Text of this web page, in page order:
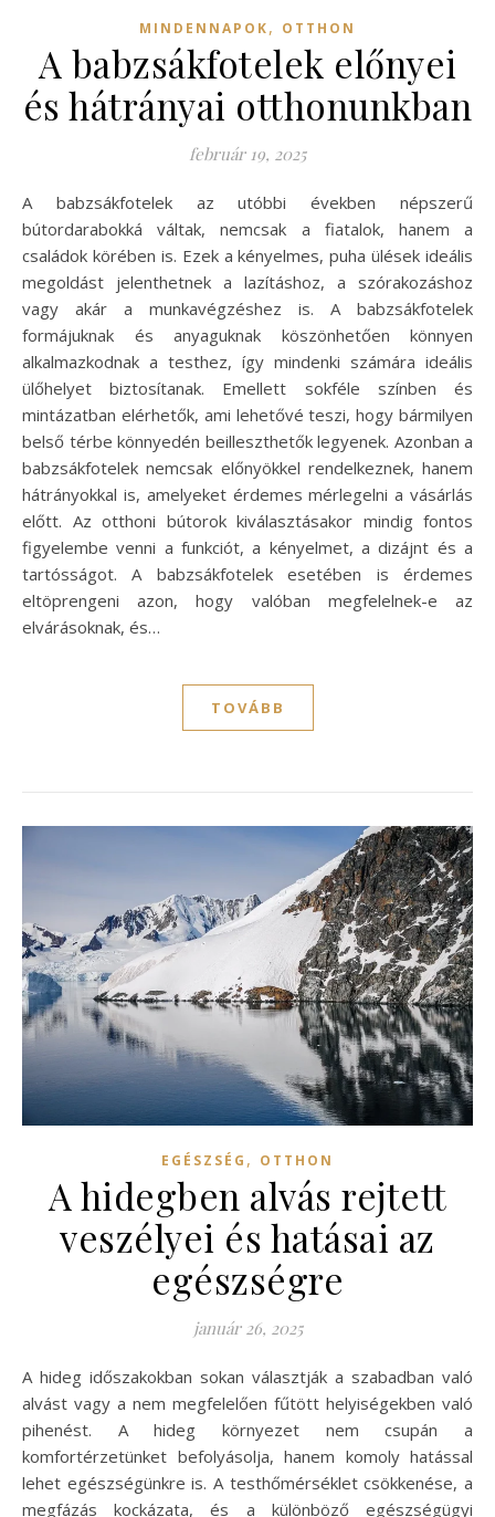
MINDENNAPOK, OTTHON
A babzsákfotelek előnyei
és hátrányai otthonunkban
február 19, 2025
A babzsákfotelek az utóbbi években népszerű
bútordarabokká váltak, nemcsak a fiatalok, hanem a
családok körében is. Ezek a kényelmes, puha ülések ideális
megoldást jelenthetnek a lazításhoz, a szórakozáshoz
vagy akár a munkavégzéshez is. A babzsákfotelek
formájuknak és anyaguknak köszönhetően könnyen
alkalmazkodnak a testhez, így mindenki számára ideális
ülőhelyet biztosítanak. Emellett sokféle színben és
mintázatban elérhetők, ami lehetővé teszi, hogy bármilyen
belső térbe könnyedén beilleszthetők legyenek. Azonban a
babzsákfotelek nemcsak előnyökkel rendelkeznek, hanem
hátrányokkal is, amelyeket érdemes mérlegelni a vásárlás
előtt. Az otthoni bútorok kiválasztásakor mindig fontos
figyelembe venni a funkciót, a kényelmet, a dizájnt és a
tartósságot. A babzsákfotelek esetében is érdemes
eltöprengeni azon, hogy valóban megfelelnek-e az
elvárásoknak, és…
TOVÁBB
EGÉSZSÉG , OTTHON
A hidegben alvás rejtett
veszélyei és hatásai az
egészségre
január 26, 2025
A hideg időszakokban sokan választják a szabadban való
alvást vagy a nem megfelelően fűtött helyiségekben való
pihenést. A hideg környezet nem csupán a
komfortérzetünket befolyásolja, hanem komoly hatással
lehet egészségünkre is. A testhőmérséklet csökkenése, a
megfázás kockázata, és a különböző egészségügyi